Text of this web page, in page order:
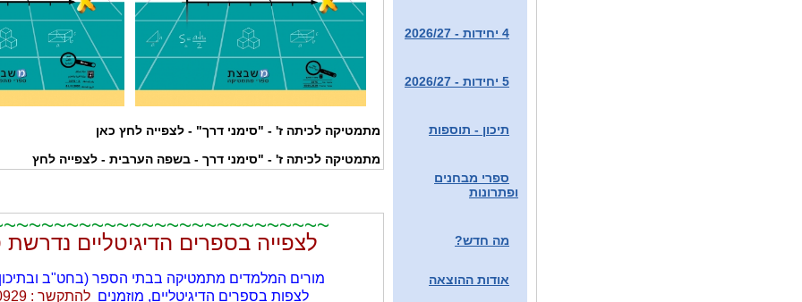
4 יחידות - 2026/27
5 יחידות - 2026/27
תיכון - תוספות
ספרי מבחנים
ופתרונות
מה חדש?
אודות ההוצאה
מתמטיקה לכיתה ז' - "סימני דרך" - לצפייה לחץ כאן
מתמטיקה לכיתה ז' - "סימני דרך - בשפה הערבית - לצפייה לחץ
לצפייה בספרים הדיגיטליים
מורים המלמדים מתמטיקה בבתי הספר (בחט"ב ובתיכון)
לצפות בספרים הדיגיטליים, מוזמניםלהתקשר : 04-8200929